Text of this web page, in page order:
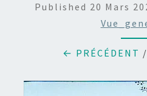
Published 20 Mars
← PRÉCÉDENT /